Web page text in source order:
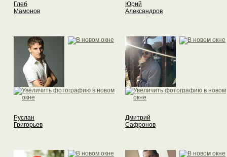
Глеб
Мамонов
Юрий
Александров
Руслан
Григорьев
Дмитрий
Сафронов